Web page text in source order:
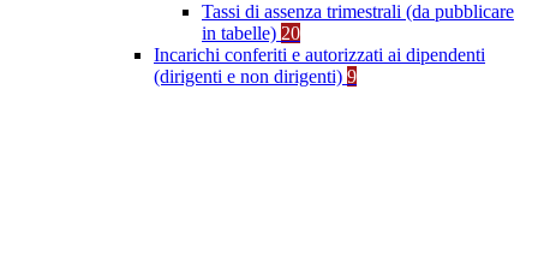
Tassi di assenza trimestrali (da pubblicare
in tabelle) 20
Incarichi conferiti e autorizzati ai dipendenti
(dirigenti e non dirigenti) 9